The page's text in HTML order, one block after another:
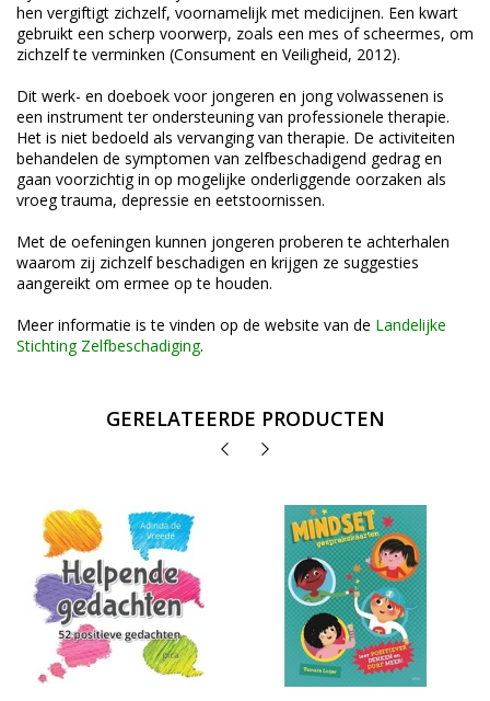
hen vergiftigt zichzelf, voornamelijk met medicijnen. Een kwart
gebruikt een scherp voorwerp, zoals een mes of scheermes, om
zichzelf te verminken (Consument en Veiligheid, 2012).
Dit werk- en doeboek voor jongeren en jong volwassenen is
een instrument ter ondersteuning van professionele therapie.
Het is niet bedoeld als vervanging van therapie. De activiteiten
behandelen de symptomen van zelfbeschadigend gedrag en
gaan voorzichtig in op mogelijke onderliggende oorzaken als
vroeg trauma, depressie en eetstoornissen.
Met de oefeningen kunnen jongeren proberen te achterhalen
waarom zij zichzelf beschadigen en krijgen ze suggesties
aangereikt om ermee op te houden.
Meer informatie is te vinden op de website van de Landelijke
Stichting Zelfbeschadiging.
GERELATEERDE PRODUCTEN